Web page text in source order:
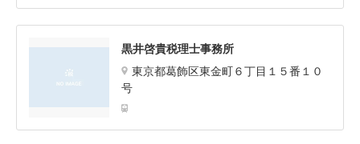
黒井啓貴税理士事務所
東京都葛飾区東金町６丁目１５番１０
号